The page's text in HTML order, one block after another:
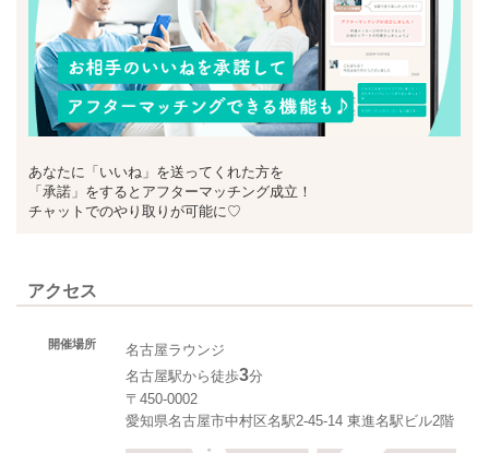
あなたに「いいね」を送ってくれた方を
「承諾」をするとアフターマッチング成立！
チャットでのやり取りが可能に♡
アクセス
開催場所
名古屋ラウンジ
名古屋駅から徒歩3分
〒450-0002
愛知県名古屋市中村区名駅2-45-14 東進名駅ビル2階